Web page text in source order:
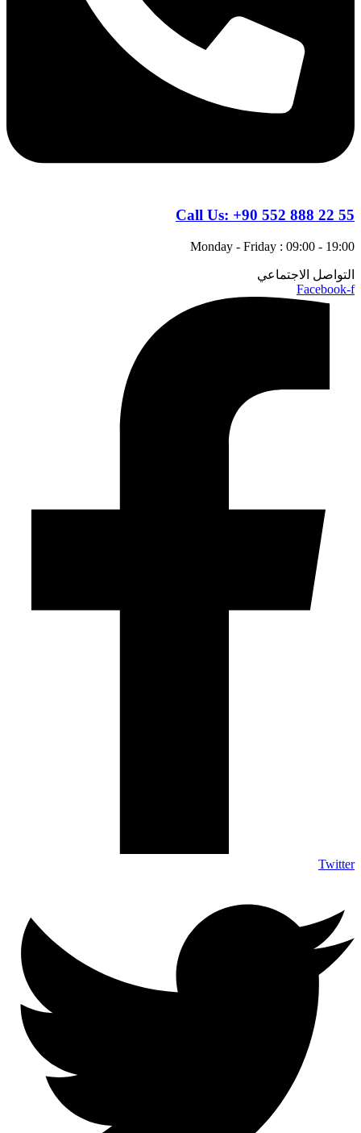
Call Us: +90 552 888 22 55
Monday - Friday : 09:00 - 19:00
التواصل الاجتماعي
Facebook-f
Twitter